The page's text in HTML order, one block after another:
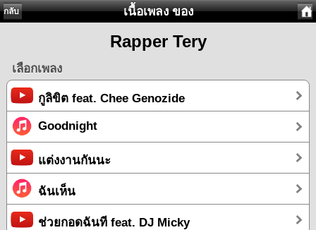
กลับ เนื้อเพลง ของ
Rapper Tery
เลือกเพลง
กูลิขิต feat. Chee Genozide
Goodnight
แต่งงานกันนะ
ฉันเห็น
ช่วยกอดฉันที feat. DJ Micky